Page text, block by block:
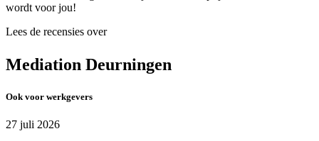
wordt voor jou!
Lees de recensies over
Mediation Deurningen
Ook voor werkgevers
27 juli 2026